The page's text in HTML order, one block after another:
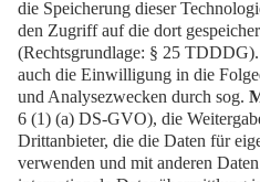
Das spricht man so aus:
Sitti-Kjub Berlin.